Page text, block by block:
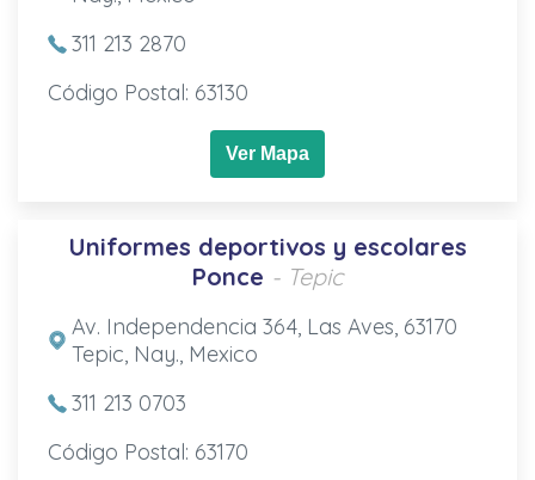
311 213 2870
Código Postal: 63130
Ver Mapa
Uniformes deportivos y escolares
Ponce - Tepic
Av. Independencia 364, Las Aves, 63170
Tepic, Nay., Mexico
311 213 0703
Código Postal: 63170